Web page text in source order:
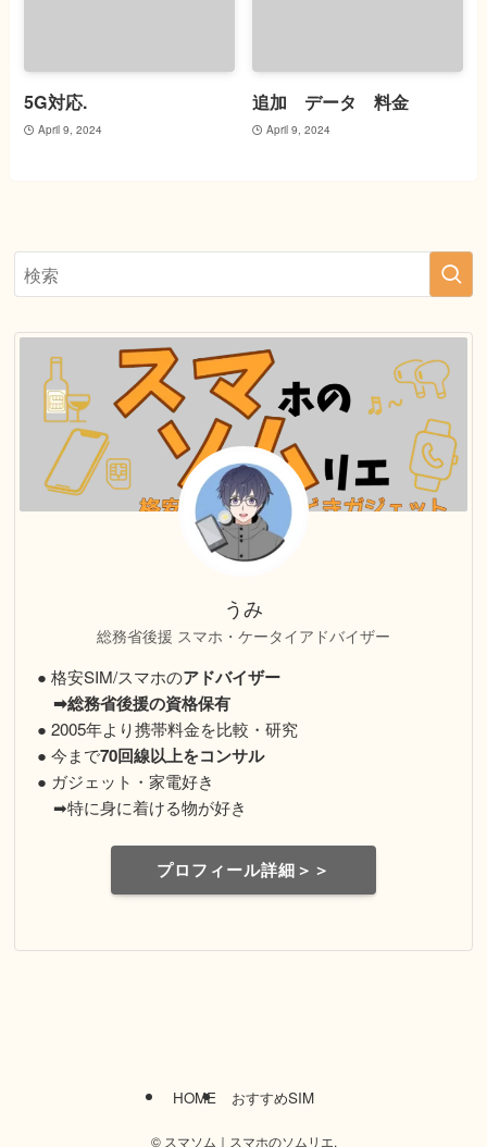
5G対応.
April 9, 2024
追加 データ 料金
April 9, 2024
うみ
総務省後援 スマホ・ケータイアドバイザー
● 格安SIM/スマホのアドバイザー
➡総務省後援の資格保有
● 2005年より携帯料金を比較・研究
● 今まで70回線以上をコンサル
● ガジェット・家電好き
➡特に身に着ける物が好き
プロフィール詳細＞＞
HOME おすすめSIM
©スマソム｜スマホのソムリエ.